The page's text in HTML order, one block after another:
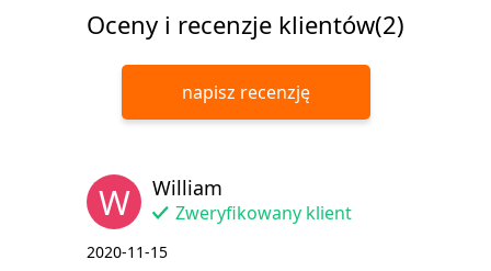
Oceny i recenzje klientów(2)
napisz recenzję
W William
Zweryfikowany klient
2020-11-15